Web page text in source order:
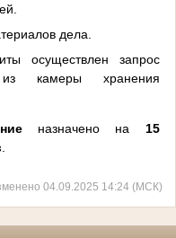
дела.
осуществлен запрос
из камеры хранения
назначено на 15
04.09.2025 14:24 (МСК)